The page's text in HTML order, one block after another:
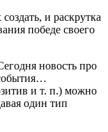
и раскрутка
победе своего
новость про
и т. п.) можно
один тип